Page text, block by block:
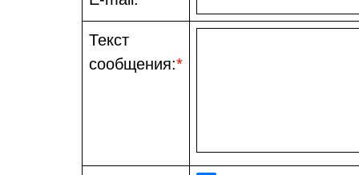
Текст
сообщения:*